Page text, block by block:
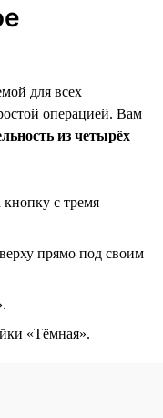
для всех
операцией. Вам
из четырёх
с тремя
прямо под своим
«Тёмная».